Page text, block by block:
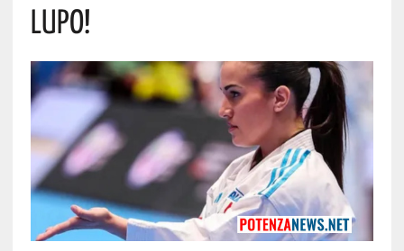
Lupo!